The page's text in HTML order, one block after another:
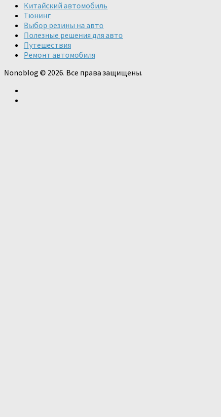
Китайский автомобиль
Тюнинг
Выбор резины на авто
Полезные решения для авто
Путешествия
Ремонт автомобиля
Nonoblog © 2026. Все права защищены.